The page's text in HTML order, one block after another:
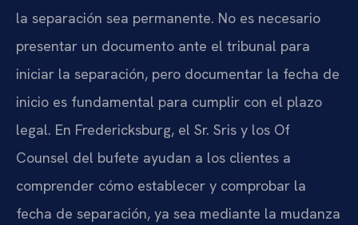
la separación sea permanente. No es necesario
presentar un documento ante el tribunal para
iniciar la separación, pero documentar la fecha de
inicio es fundamental para cumplir con el plazo
legal. En Fredericksburg, el Sr. Sris y los Of
Counsel del bufete ayudan a los clientes a
comprender cómo establecer y comprobar la
fecha de separación, ya sea mediante la mudanza